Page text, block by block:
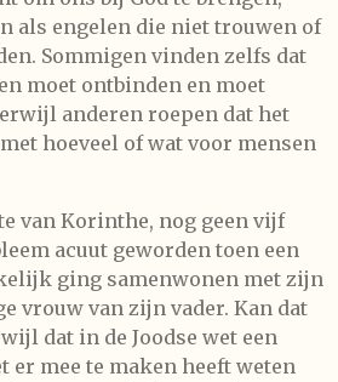
als engelen die niet trouwen of
Sommigen vinden zelfs dat
moet ontbinden en moet
anderen roepen dat het
hoeveel of wat voor mensen
van Korinthe, nog geen vijf
acuut geworden toen een
ging samenwonen met zijn
vrouw van zijn vader. Kan dat
dat in de Joodse wet een
er mee te maken heeft weten